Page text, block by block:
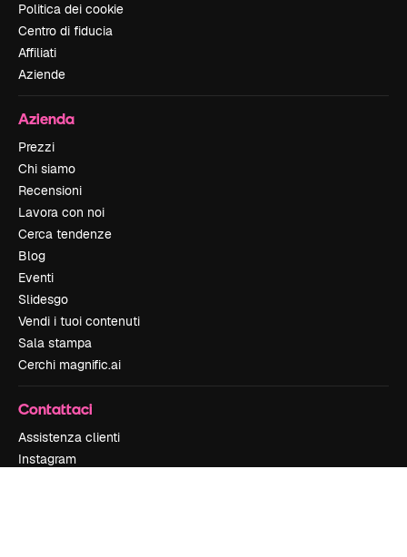
Politica dei cookie
Centro di fiducia
Affiliati
Aziende
Azienda
Prezzi
Chi siamo
Recensioni
Lavora con noi
Cerca tendenze
Blog
Eventi
Slidesgo
Vendi i tuoi contenuti
Sala stampa
Cerchi magnific.ai
Contattaci
Assistenza clienti
Instagram